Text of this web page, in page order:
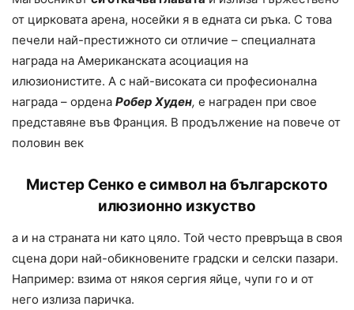
от цирковата арена, носейки я в едната си ръка. С това
печели най-престижното си отличие – специалната
награда на Американската асоциация на
илюзионистите. А с най-високата си професионална
награда – ордена Робер Худен, е награден при свое
представяне във Франция. В продължение на повече от
половин век
Мистер Сенко е символ на българското
илюзионно изкуство
а и на страната ни като цяло. Той често превръща в своя
сцена дори най-обикновените градски и селски пазари.
Например: взима от някоя сергия яйце, чупи го и от
него излиза паричка.